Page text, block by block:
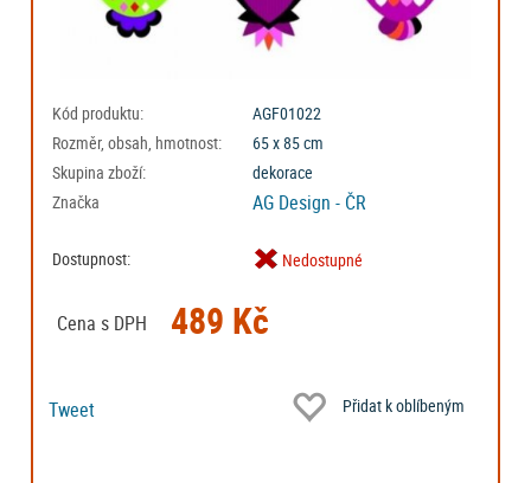
Kód produktu:
AGF01022
Rozměr, obsah, hmotnost:
65 x 85 cm
Skupina zboží:
dekorace
Značka
AG Design - ČR
Dostupnost: Nedostupné
Cena s DPH 489 Kč
Tweet Přidat k oblíbeným